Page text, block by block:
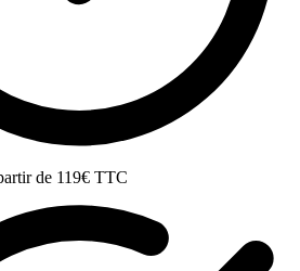
de 119€ TTC